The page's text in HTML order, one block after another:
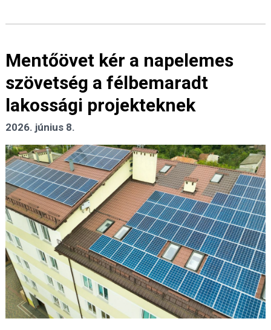
Mentőövet kér a napelemes
szövetség a félbemaradt
lakossági projekteknek
2026. június 8.